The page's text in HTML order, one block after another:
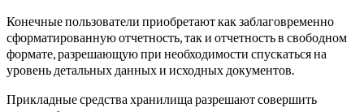
Конечные пользователи приобретают как заблаговременно
сформатированную отчетность, так и отчетность в свободном
формате, разрешающую при необходимости спускаться на
уровень детальных данных и исходных документов.
Прикладные средства хранилища разрешают совершить